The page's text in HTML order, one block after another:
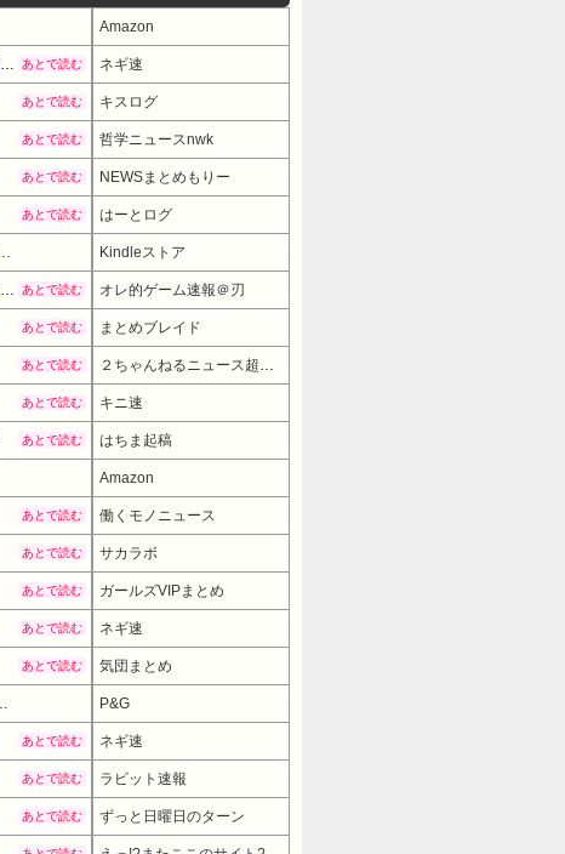
Amazon
あとで読む ネギ速
あとで読む キスログ
あとで読む 哲学ニュースnwk
あとで読む NEWSまとめもりー
あとで読む はーとログ
Kindleストア
あとで読む オレ的ゲーム速報＠刃
あとで読む まとめブレイド
あとで読む
あとで読む キニ速
あとで読む はちま起稿
Amazon
あとで読む 働くモノニュース
あとで読む サカラボ
あとで読む ガールズVIPまとめ
あとで読む ネギ速
あとで読む 気団まとめ
P&G
あとで読む ネギ速
あとで読む ラビット速報
あとで読む ずっと日曜日のターン